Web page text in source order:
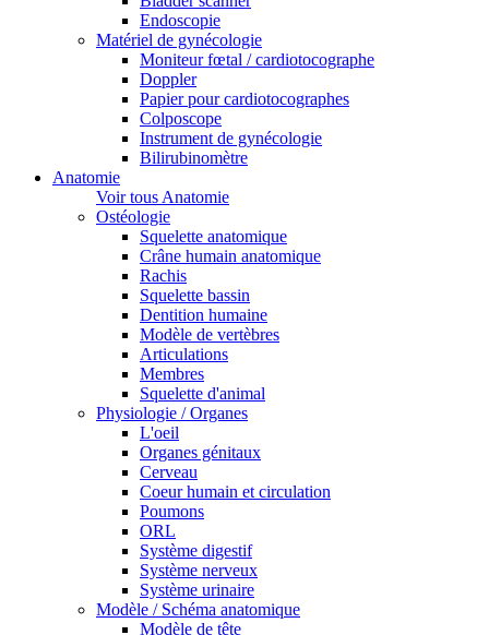
Endoscopie
Matériel de gynécologie
Moniteur fœtal / cardiotocographe
Doppler
Papier pour cardiotocographes
Colposcope
Instrument de gynécologie
Bilirubinomètre
Anatomie
Voir tous Anatomie
Ostéologie
Squelette anatomique
Crâne humain anatomique
Rachis
Squelette bassin
Dentition humaine
Modèle de vertèbres
Articulations
Membres
Squelette d'animal
Physiologie / Organes
L'oeil
Organes génitaux
Cerveau
Coeur humain et circulation
Poumons
ORL
Système digestif
Système nerveux
Système urinaire
Modèle / Schéma anatomique
Modèle de tête